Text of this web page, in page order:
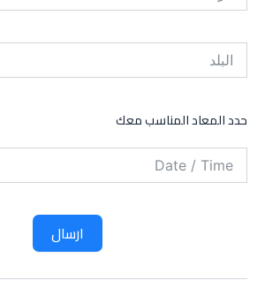
حدد المعاد المناسب معك
ارسال